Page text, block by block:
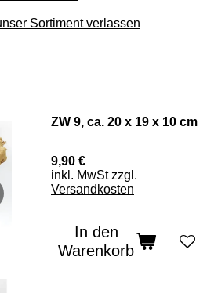
Sortiment verlassen
ZW 9, ca. 20 x 19 x 10 cm
9,90 €
inkl. MwSt zzgl.
Versandkosten
In den
Warenkorb